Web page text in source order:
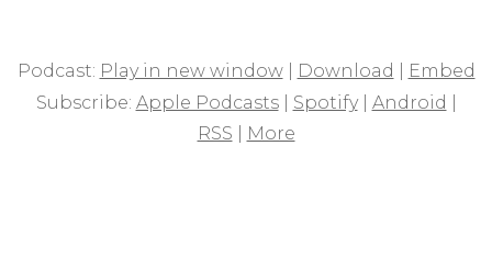
Podcast: Play in new window| Download
Embed
Subscribe: Apple Podcasts| Spotify| Android
RSS
More